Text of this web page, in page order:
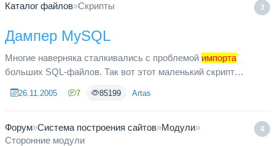
3
Каталог файлов»Скрипты
Дампер MySQL
Многие наверняка сталкивались с проблемой импорта
больших SQL-файлов. Так вот этот маленький скрипт
sqldumper.php заполнит...
26.11.2005 7 85199 Artas
4
Форум»Система построения сайтов»Модули»
Сторонние модули